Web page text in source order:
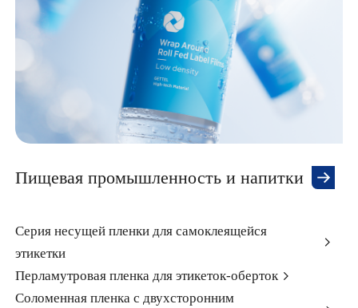
Пищевая промышленность и напитки
Серия несущей пленки для самоклеящейся
этикетки
Перламутровая пленка для этикеток-оберток
Соломенная пленка с двухсторонним